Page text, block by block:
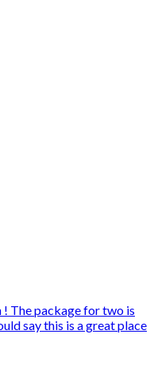
The package for two is
say this is a great place